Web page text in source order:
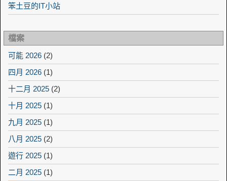
笨土豆的IT小站
檔案
可能 2026 (2)
四月 2026 (1)
十二月 2025 (2)
十月 2025 (1)
九月 2025 (1)
八月 2025 (2)
遊行 2025 (1)
二月 2025 (1)